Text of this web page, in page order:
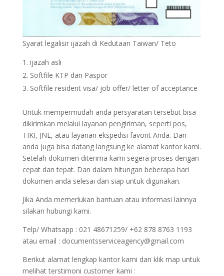
Syarat legalisir ijazah di Kedutaan Taiwan/ Teto
ijazah asli
Softfile KTP dan Paspor
Softfile resident visa/ job offer/ letter of acceptance
Untuk mempermudah anda persyaratan tersebut bisa
dikirimkan melalui layanan pengiriman, seperti pos,
TIKI, JNE, atau layanan ekspedisi favorit Anda. Dan
anda juga bisa datang langsung ke alamat kantor kami.
Setelah dokumen diterima kami segera proses dengan
cepat dan tepat. Dan dalam hitungan beberapa hari
dokumen anda selesai dan siap untuk digunakan.
Jika Anda memerlukan bantuan atau informasi lainnya
silakan hubungi kami.
Telp/ Whatsapp : 021 48671259/ +62 878 8763 1193
atau email : documentsserviceagency@gmail.com
Berikut alamat lengkap kantor kami dan klik map untuk
melihat terstimoni customer kami :